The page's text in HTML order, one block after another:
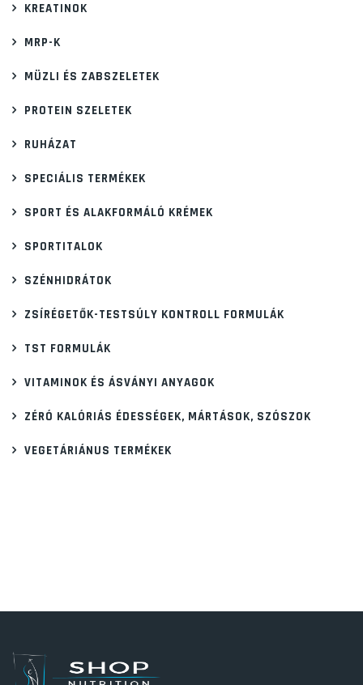
KREATINOK
MRP-K
MÜZLI ÉS ZABSZELETEK
PROTEIN SZELETEK
RUHÁZAT
SPECIÁLIS TERMÉKEK
SPORT ÉS ALAKFORMÁLÓ KRÉMEK
SPORTITALOK
SZÉNHIDRÁTOK
ZSÍRÉGETŐK-TESTSÚLY KONTROLL FORMULÁK
TST FORMULÁK
VITAMINOK ÉS ÁSVÁNYI ANYAGOK
ZÉRÓ KALÓRIÁS ÉDESSÉGEK, MÁRTÁSOK, SZÓSZOK
VEGETÁRIÁNUS TERMÉKEK